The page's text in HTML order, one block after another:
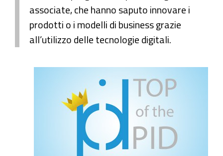
associate, che hanno saputo innovare i
prodotti o i modelli di business grazie
all’utilizzo delle tecnologie digitali.